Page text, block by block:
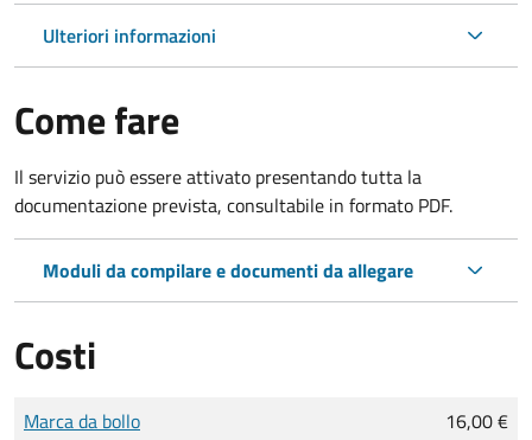
Ulteriori informazioni
Come fare
Il servizio può essere attivato presentando tutta la
documentazione prevista, consultabile in formato PDF.
Moduli da compilare e documenti da allegare
Costi
Tipo di pagamento
Importo
Marca da bollo 16,00 €